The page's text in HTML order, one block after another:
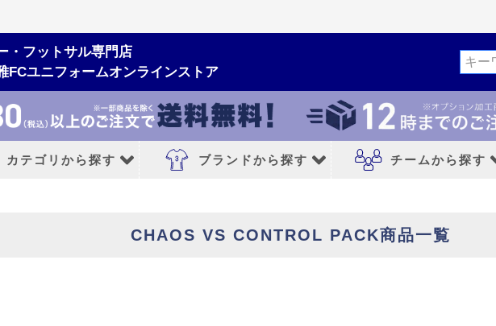
・フットサル専門店
FCユニフォームオンラインストア
カテゴリから探す ブランドから探す チームから探す
CHAOS VS CONTROL PACK商品一覧
〜
日発送
予約商品
予約商品のみを表示
キーワードヒット順